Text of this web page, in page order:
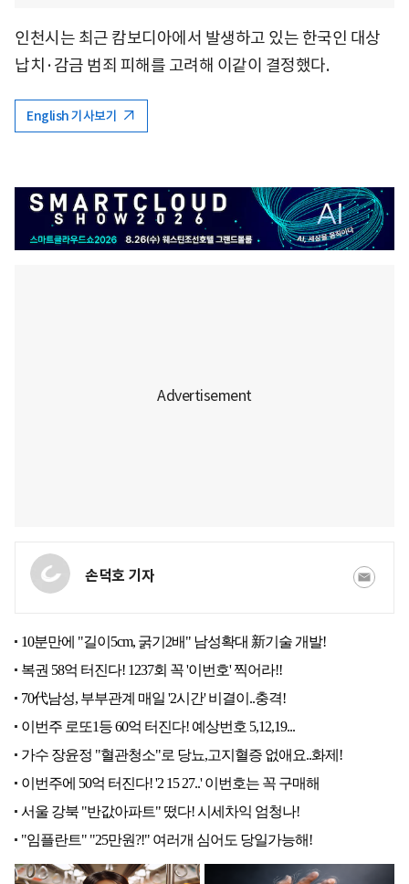
인천시는 최근 캄보디아에서 발생하고 있는 한국인 대상
납치·감금 범죄 피해를 고려해 이같이 결정했다.
English 기사보기
손덕호 기자